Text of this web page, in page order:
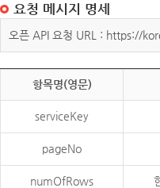
요청 메시지 명세
오픈 API 요청 URL : https://
항목명(영문)
serviceKey
pageNo
numOfRows